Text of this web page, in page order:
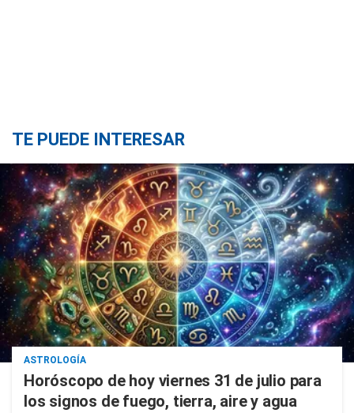
TE PUEDE INTERESAR
ASTROLOGÍA
Horóscopo de hoy viernes 31 de julio para
los signos de fuego, tierra, aire y agua